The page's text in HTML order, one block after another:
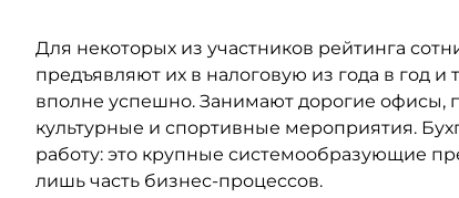
Для некоторых из участников рейтинга
предъявляют их в налоговую из года в год
вполне успешно. Занимают дорогие офисы,
культурные и спортивные мероприятия.
работу: это крупные системообразующие
лишь часть бизнес-процессов.